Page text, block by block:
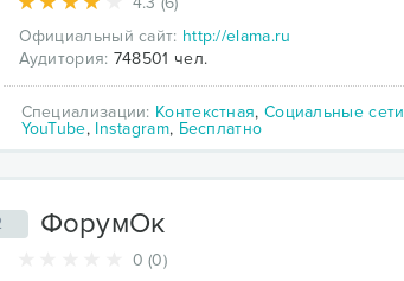
Официальный сайт: http://elama.ru
Аудитория: 748501 чел.
Специализации: Контекстная, Социальные сети
YouTube, Instagram, Бесплатно
ФорумОк
0 (0)